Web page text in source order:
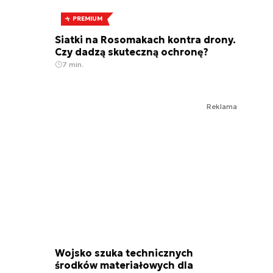
PREMIUM
Siatki na Rosomakach kontra drony.
Czy dadzą skuteczną ochronę?
7 min.
Reklama
Wojsko szuka technicznych
środków materiałowych dla